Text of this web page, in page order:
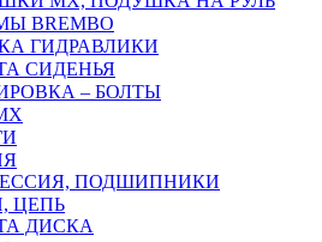
BREMBO
ГИДРАВЛИКИ
СИДЕНЬЯ
– БОЛТЫ
ПОДШИПНИКИ
ЦЕПЬ
ДИСКА